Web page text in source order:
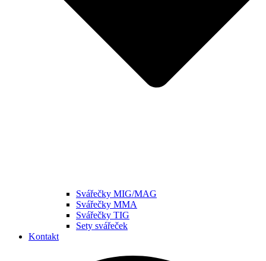
Svářečky MIG/MAG
Svářečky MMA
Svářečky TIG
Sety svářeček
Kontakt